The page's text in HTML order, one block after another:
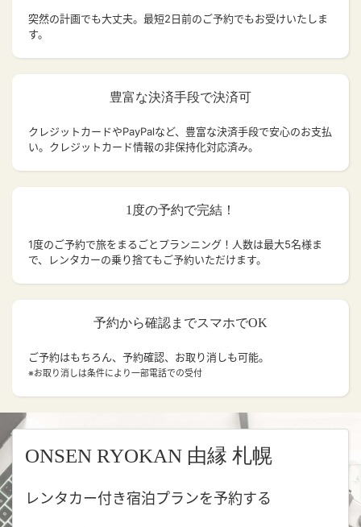
突然の計画でも大丈夫。 最短2日前のご予約でもお受けいたしま
す。
豊富な決済手段で決済可
クレジットカードやPayPalなど、豊富な決済手段で安心のお支払
い。クレジットカード情報の非保持化対応済み。
1度の予約で完結！
1度のご予約で旅をまるごとプランニング！人数は最大5名様ま
で、レンタカーの乗り捨てもご予約いただけます。
予約から確認までスマホでOK
ご予約はもちろん、予約確認、お取り消しも可能。
※お取り消しは条件により一部電話での受付
ONSEN RYOKAN 由縁 札幌
レンタカー付き宿泊プランを予約する